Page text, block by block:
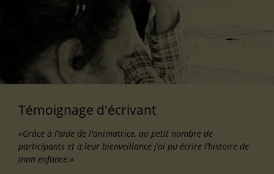
Témoignage d'écrivant
«Grâce à l’aide de l'animatrice, au petit nombre de
participants et à leur bienveillance j’ai pu écrire l’histoire de
mon enfance.»